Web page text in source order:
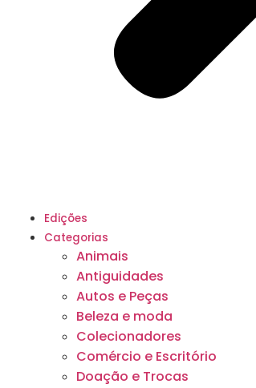
Edições
Categorias
Animais
Antiguidades
Autos e Peças
Beleza e moda
Colecionadores
Comércio e Escritório
Doação e Trocas